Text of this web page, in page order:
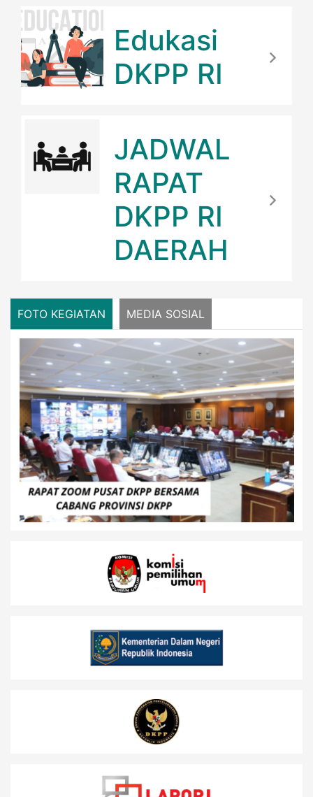
Edukasi
DKPP RI
JADWAL
RAPAT
DKPP RI
DAERAH
FOTO KEGIATAN MEDIA SOSIAL